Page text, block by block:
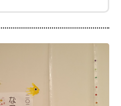
お問い合わせ